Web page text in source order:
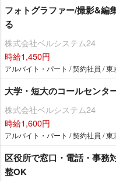
フォトグラファー/撮影&編
る
株式会社ベルシステム24
時給1,450円
アルバイト・パート / 契約社員 / 東
大学・短大のコールセンタ
株式会社ベルシステム24
時給1,600円
アルバイト・パート / 契約社員 / 東
区役所で窓口・電話・事務
整OK